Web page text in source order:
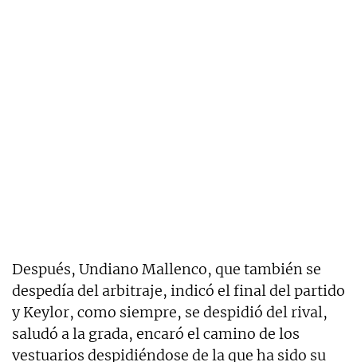
Después, Undiano Mallenco, que también se
despedía del arbitraje, indicó el final del partido
y Keylor, como siempre, se despidió del rival,
saludó a la grada, encaró el camino de los
vestuarios despidiéndose de la que ha sido su